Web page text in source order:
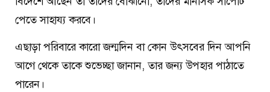
পেতে সাহায্য করবে।
এছাড়া পরিবারে কারো জন্মদিন বা কোন উৎসবের দিন আপনি
আগে থেকে তাকে শুভেচ্ছা জানান, তার জন্য উপহার পাঠাতে
পারেন।